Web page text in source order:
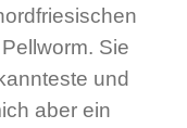
Sie
und
aber ein